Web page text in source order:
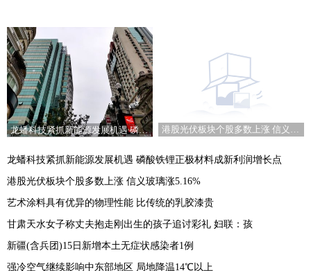
龙蟠科技紧抓新能源发展机遇 磷酸铁锂正极材料成新利润增长点 港股光伏板块个股多数上涨 信义玻璃涨5.16%
龙蟠科技紧抓新能源发展机遇 磷酸铁锂正极材料成新利润增长点
港股光伏板块个股多数上涨 信义玻璃涨5.16%
艺术涂料具有优异的物理性能 比传统的乳胶漆贵
甘肃天水女子称丈夫抱走刚出生的孩子追讨彩礼 妇联：孩
新疆(含兵团)15日新增本土无症状感染者1例
强冷空气继续影响中东部地区 局地降温14℃以上